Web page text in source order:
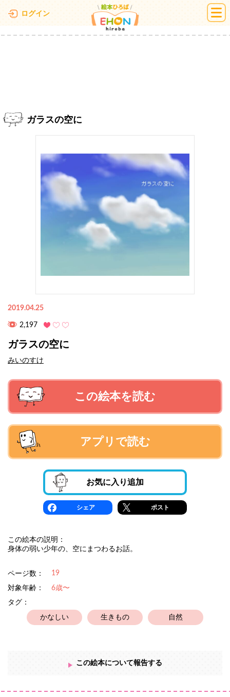
ログイン 絵本ひろば
ガラスの空に
2019.04.25
2,197
ガラスの空に
みいのすけ
この絵本を読む
アプリで読む
お気に入り追加
シェア ポスト
この絵本の説明：
身体の弱い少年の、空にまつわるお話。
ページ数： 19
対象年齢：
6歳〜
タグ：
かなしい 生きもの 自然
この絵本について報告する